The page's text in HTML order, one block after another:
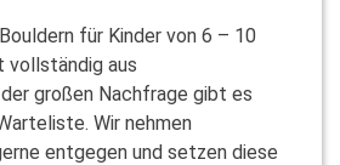
für Kinder von 6 – 10
vollständig aus
großen Nachfrage gibt es
Wir nehmen
entgegen und setzen diese